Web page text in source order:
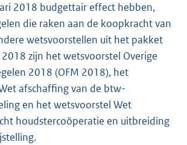
2018 budgettair effect hebben,
die raken aan de koopkracht van
wetsvoorstellen uit het pakket
zijn het wetsvoorstel Overige
2018 (OFM 2018), het
afschaffing van de btw-
en het wetsvoorstel Wet
houdstercoöperatie en uitbreiding